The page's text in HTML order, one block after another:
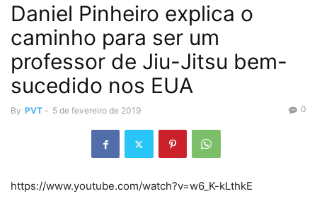
Daniel Pinheiro explica o
caminho para ser um
professor de Jiu-Jitsu bem-
sucedido nos EUA
By PVT - 5 de fevereiro de 2019 0
https://www.youtube.com/watch?v=w6_K-kLthkE